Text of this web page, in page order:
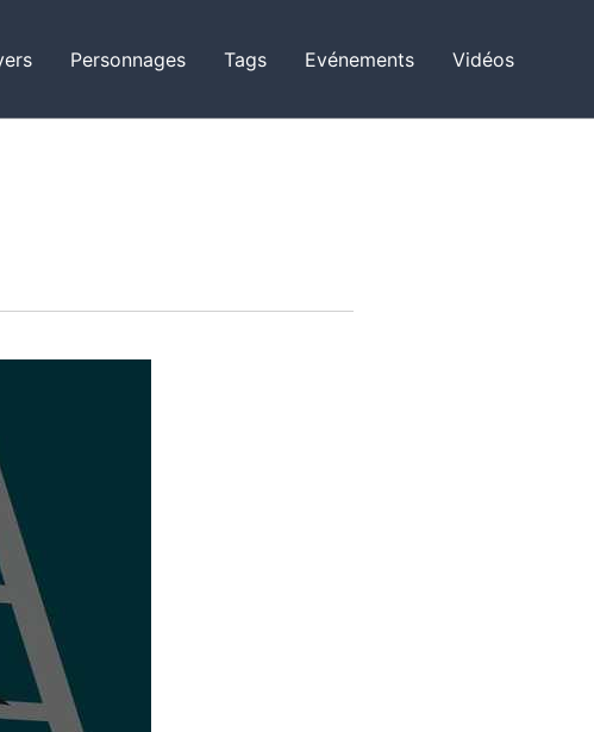
Personnages Tags Evénements Vidéos